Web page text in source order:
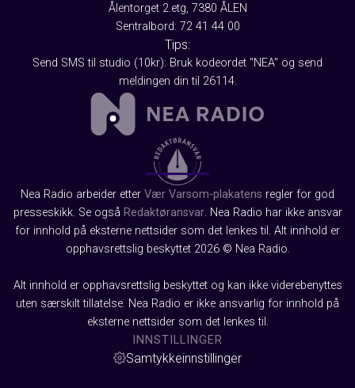
Ålentorget 2.etg, 7380 ÅLEN
Sentralbord: 72 41 44 00
Tips:
Send SMS til studio (10kr): Bruk kodeordet "NEA" og send
meldingen din til 26114.
Nea Radio arbeider etter Vær Varsom-plakatens regler for god
presseskikk. Se også Redaktøransvar. Nea Radio har ikke ansvar
for innhold på eksterne nettsider som det lenkes til. Alt innhold er
opphavsrettslig beskyttet 2026 © Nea Radio.
Alt innhold er opphavsrettslig beskyttet og kan ikke viderebenyttes
uten særskilt tillatelse. Nea Radio er ikke ansvarlig for innhold på
eksterne nettsider som det lenkes til.
INNSTILLINGER
Samtykkeinnstillinger